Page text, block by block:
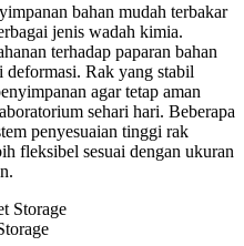
bahan mudah terbakar
jenis wadah kimia.
terhadap paparan bahan
deformasi. Rak yang stabil
agar tetap aman
sehari hari. Beberapa
penyesuaian tinggi rak
fleksibel sesuai dengan ukuran